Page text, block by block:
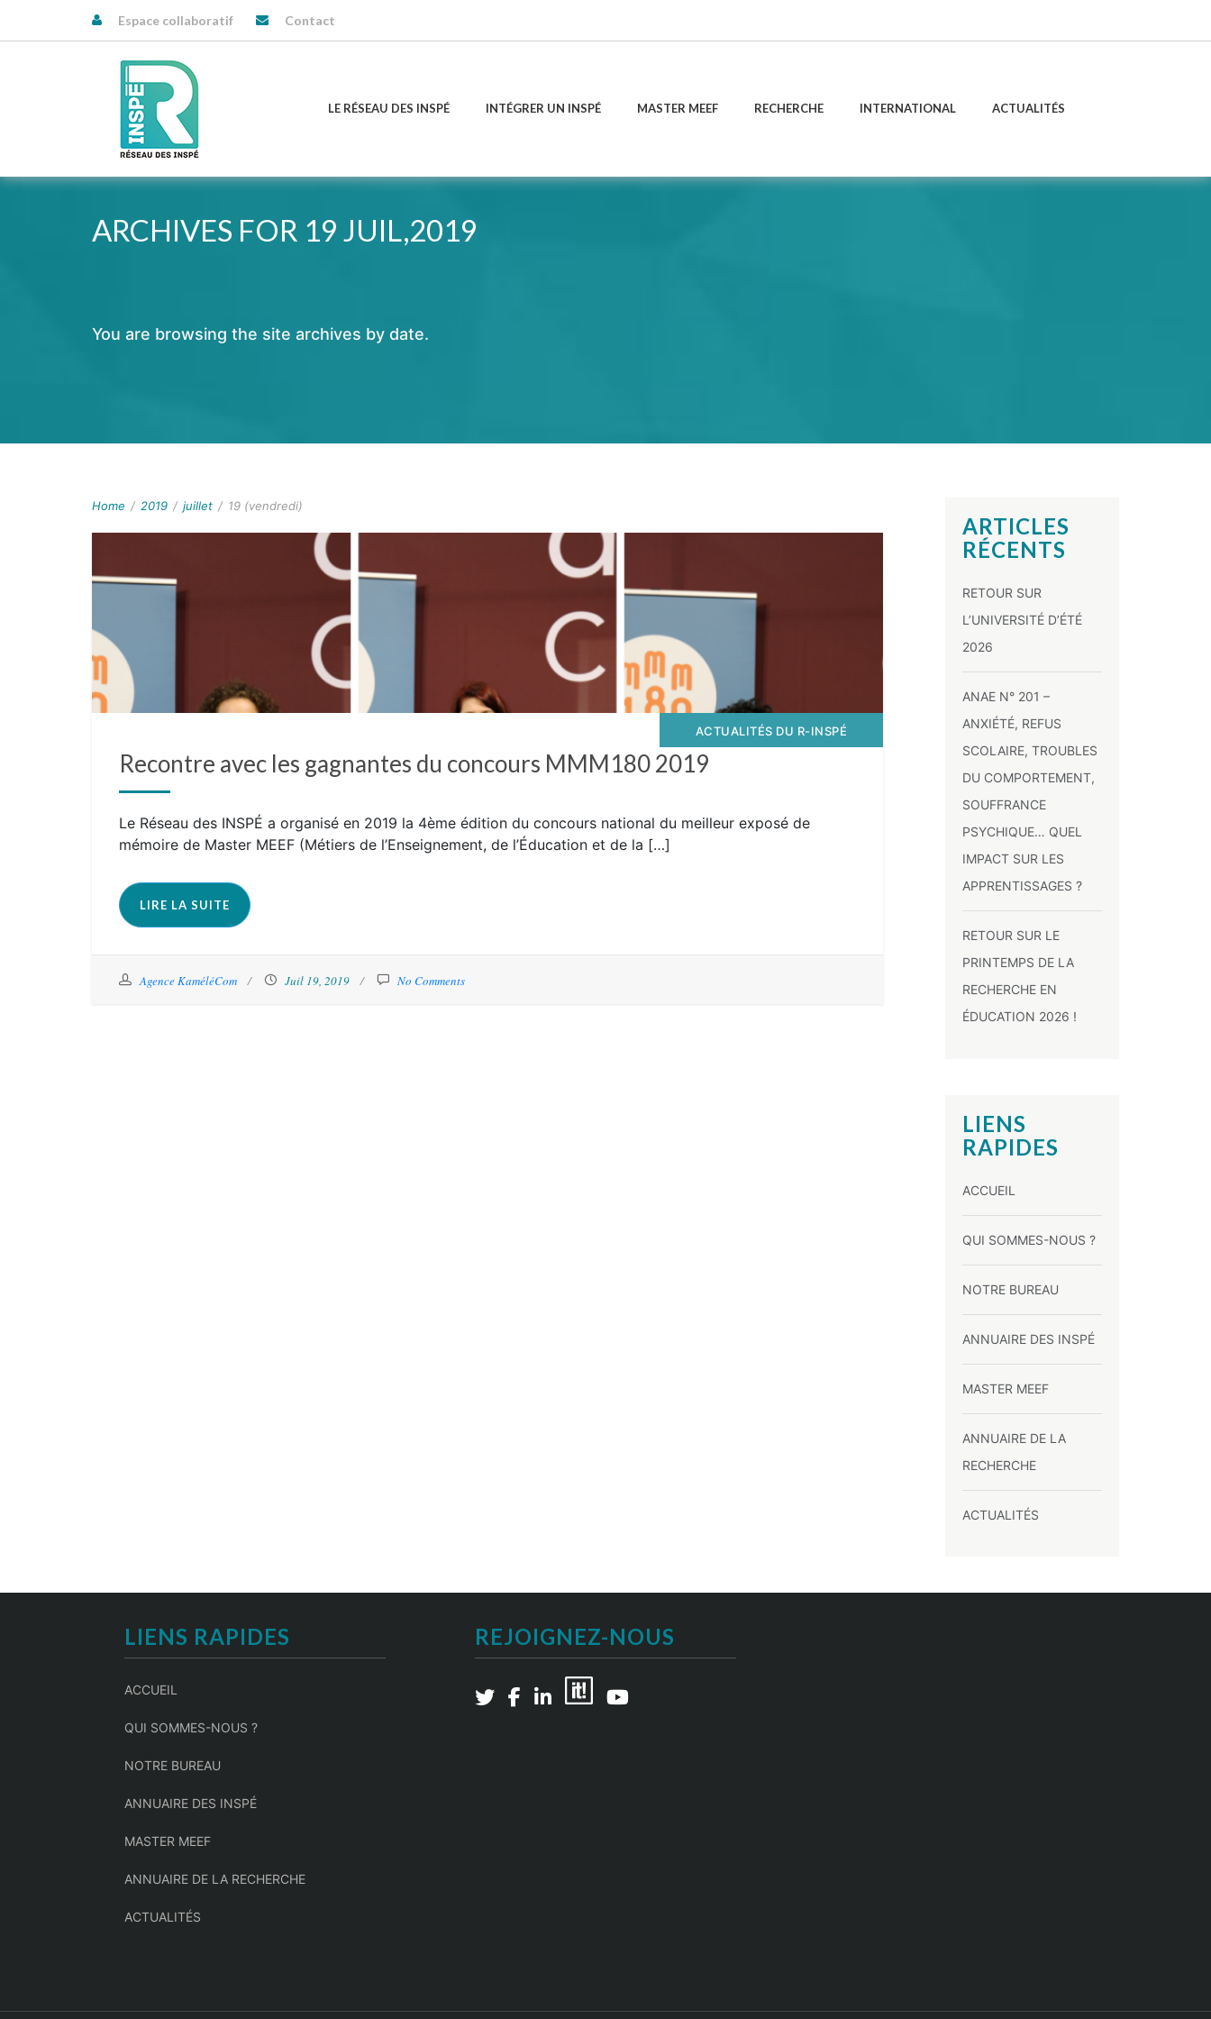
Espace collaboratif Contact
LE RÉSEAU DES INSPÉ INTÉGRER UN INSPÉ MASTER MEEF RECHERCHE INTERNATIONAL ACTUALITÉS
ARCHIVES FOR 19 JUIL,2019
You are browsing the site archives by date.
Home / 2019 / juillet / 19 (vendredi)
ACTUALITÉS DU R-INSPÉ
Recontre avec les gagnantes du concours MMM180 2019
Le Réseau des INSPÉ a organisé en 2019 la 4ème édition du concours national du meilleur exposé de
mémoire de Master MEEF (Métiers de l’Enseignement, de l’Éducation et de la […]
LIRE LA SUITE
Agence KaméléCom Juil 19, 2019 No Comments
ARTICLES
RÉCENTS
RETOUR SUR
L’UNIVERSITÉ D’ÉTÉ
2026
ANAE N° 201 –
ANXIÉTÉ, REFUS
SCOLAIRE, TROUBLES
DU COMPORTEMENT,
SOUFFRANCE
PSYCHIQUE… QUEL
IMPACT SUR LES
APPRENTISSAGES ?
RETOUR SUR LE
PRINTEMPS DE LA
RECHERCHE EN
ÉDUCATION 2026 !
LIENS
RAPIDES
ACCUEIL
QUI SOMMES-NOUS ?
NOTRE BUREAU
ANNUAIRE DES INSPÉ
MASTER MEEF
ANNUAIRE DE LA
RECHERCHE
ACTUALITÉS
LIENS RAPIDES
ACCUEIL
QUI SOMMES-NOUS ?
NOTRE BUREAU
ANNUAIRE DES INSPÉ
MASTER MEEF
ANNUAIRE DE LA RECHERCHE
ACTUALITÉS
REJOIGNEZ-NOUS